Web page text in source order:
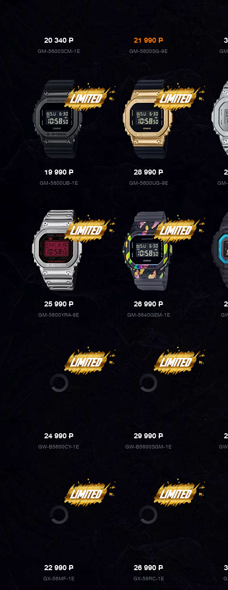
20 340P
GM-5600SCM-1E
21 990P
GM-5600SG-9E
19 990P
GM-5600UB-1E
28 990P
GM-5600UG-9E
25 990P
GM-5600YRA-8E
26 990P
GM-5640GEM-1E
24 990P
GW-B5600CY-1E
29 990P
GW-B5600SGM-1E
22 990P
GX-56MF-1E
26 990P
GX-56RC-1E